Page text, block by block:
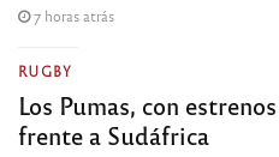
7 horas atrás
RUGBY
Los Pumas, con
frente a Sudáfrica